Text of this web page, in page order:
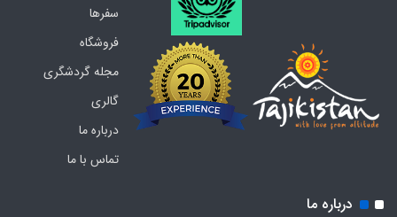
سفرها
فروشگاه
مجله گردشگری
گالری
درباره ما
تماس با ما
درباره ما